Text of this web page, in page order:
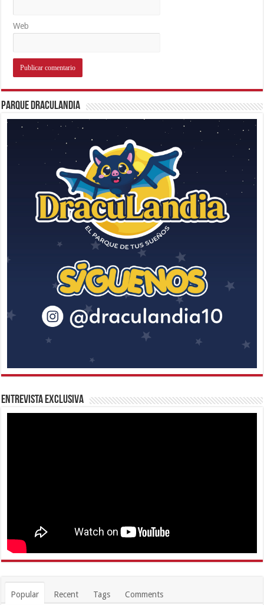
Web
Parque Draculandia
Entrevista Exclusiva
Popular Recent Tags Comments